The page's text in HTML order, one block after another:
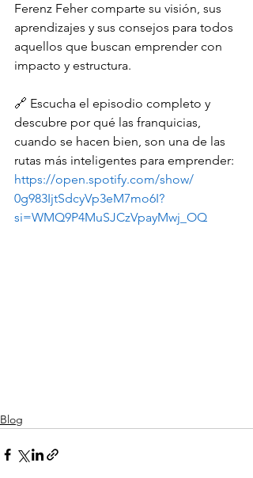
Ferenz Feher comparte su visión, sus
aprendizajes y sus consejos para todos
aquellos que buscan emprender con
impacto y estructura.
🔗 Escucha el episodio completo y
descubre por qué las franquicias,
cuando se hacen bien, son una de las
rutas más inteligentes para emprender:
https://open.spotify.com/show/
0g983IjtSdcyVp3eM7mo6I?
si=WMQ9P4MuSJCzVpayMwj_OQ
Blog